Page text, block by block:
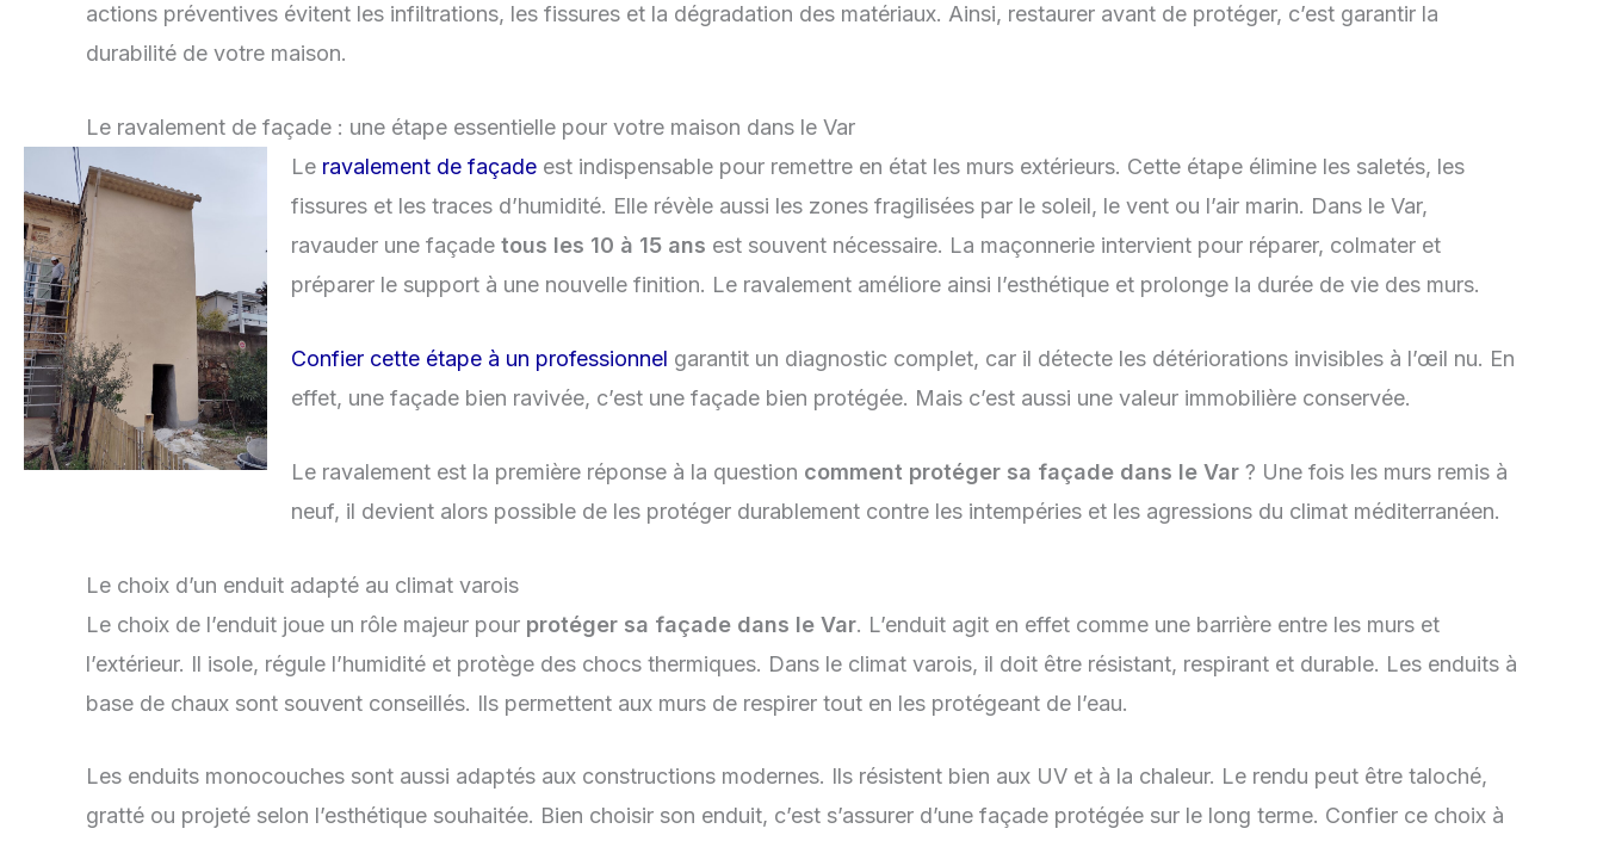
actions préventives évitent les infiltrations, les fissures et la dégradation des matériaux. Ainsi, restaurer avant de protéger, c’est garantir la
durabilité de votre maison.
Le ravalement de façade : une étape essentielle pour votre maison dans le Var
Le ravalement de façade est indispensable pour remettre en état les murs extérieurs. Cette étape élimine les saletés, les
fissures et les traces d’humidité. Elle révèle aussi les zones fragilisées par le soleil, le vent ou l’air marin. Dans le Var,
ravauder une façade tous les 10 à 15 ans est souvent nécessaire. La maçonnerie intervient pour réparer, colmater et
préparer le support à une nouvelle finition. Le ravalement améliore ainsi l’esthétique et prolonge la durée de vie des murs.
Confier cette étape à un professionnel garantit un diagnostic complet, car il détecte les détériorations invisibles à l’œil nu. En
effet, une façade bien ravivée, c’est une façade bien protégée. Mais c’est aussi une valeur immobilière conservée.
Le ravalement est la première réponse à la question comment protéger sa façade dans le Var ? Une fois les murs remis à
neuf, il devient alors possible de les protéger durablement contre les intempéries et les agressions du climat méditerranéen.
Le choix d’un enduit adapté au climat varois
Le choix de l’enduit joue un rôle majeur pour protéger sa façade dans le Var. L’enduit agit en effet comme une barrière entre les murs et
l’extérieur. Il isole, régule l’humidité et protège des chocs thermiques. Dans le climat varois, il doit être résistant, respirant et durable. Les enduits à
base de chaux sont souvent conseillés. Ils permettent aux murs de respirer tout en les protégeant de l’eau.
Les enduits monocouches sont aussi adaptés aux constructions modernes. Ils résistent bien aux UV et à la chaleur. Le rendu peut être taloché,
gratté ou projeté selon l’esthétique souhaitée. Bien choisir son enduit, c’est s’assurer d’une façade protégée sur le long terme. Confier ce choix à